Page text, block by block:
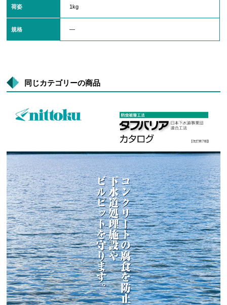
荷姿 1kg
規格 ―
同じカテゴリーの商品